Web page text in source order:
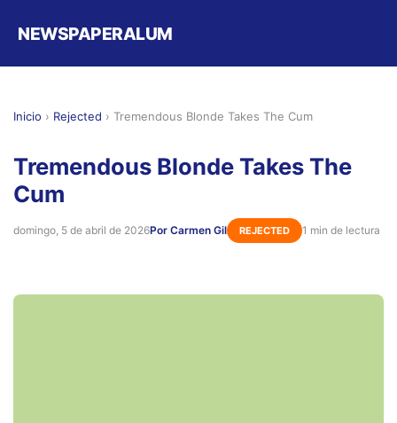
NEWSPAPERALUM
Inicio › Rejected › Tremendous Blonde Takes The Cum
Tremendous Blonde Takes The
Cum
domingo, 5 de abril de 2026Por Carmen Gil REJECTED 1 min de lectura